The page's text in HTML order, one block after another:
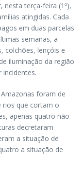
nesta terça-feira (1º),
atingidas. Cada
em duas parcelas
semanas, a
colchões, lençóis e
iluminação da região
foram de
rios que cortam o
apenas quatro não
decretaram
a situação de
a situação de